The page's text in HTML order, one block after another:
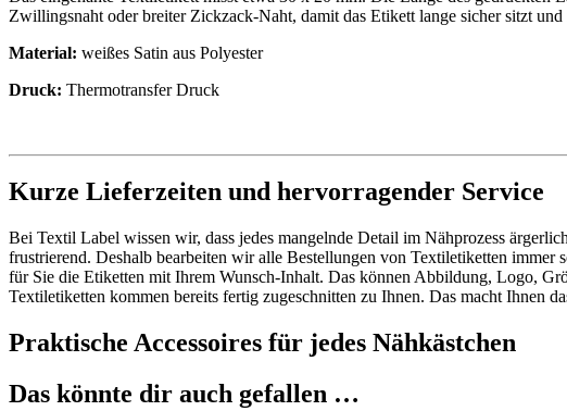
Zwillingsnaht oder breiter Zickzack-Naht, damit das Etikett lange sicher sitzt
Material: weißes Satin aus Polyester
Druck: Thermotransfer Druck
Kurze Lieferzeiten und hervorragender Service
Bei Textil Label wissen wir, dass jedes mangelnde Detail im Nähprozess
frustrierend. Deshalb bearbeiten wir alle Bestellungen von Textiletiketten
für Sie die Etiketten mit Ihrem Wunsch-Inhalt. Das können Abbildung, Logo,
Textiletiketten kommen bereits fertig zugeschnitten zu Ihnen. Das macht Ihnen
Praktische Accessoires für jedes Nähkästchen
Das könnte dir auch gefallen …